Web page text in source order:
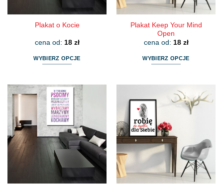
produktu
Plakat o Kocie
cena od: 18 zł
WYBIERZ OPCJE
ma
wiele
wariantów.
Opcje
można
wybrać
na
stronie
Plakat Keep Your Mind
Open
cena od: 18 zł
WYBIERZ OPCJE
wiele
wariantów.
Opcje
można
wybrać
na
stronie
produktu